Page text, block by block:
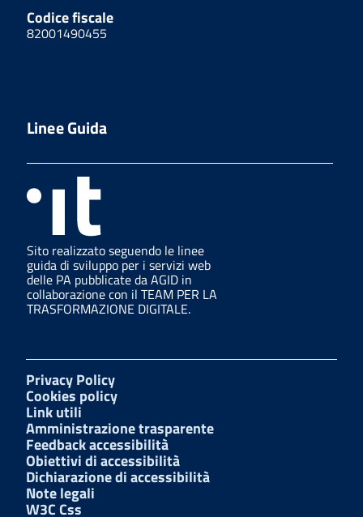
Codice fiscale
82001490455
Linee Guida
Sito realizzato seguendo le linee
guida di sviluppo per i servizi web
delle PA pubblicate da AGID in
collaborazione con il TEAM PER LA
TRASFORMAZIONE DIGITALE.
Privacy Policy
Cookies policy
Link utili
Amministrazione trasparente
Feedback accessibilità
Obiettivi di accessibilità
Dichiarazione di accessibilità
Note legali
W3C Css